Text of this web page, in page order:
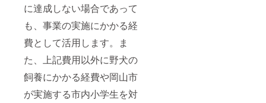
に達成しない場合であって
も、事業の実施にかかる経
費として活用します。ま
た、上記費用以外に野犬の
飼養にかかる経費や岡山市
が実施する市内小学生を対